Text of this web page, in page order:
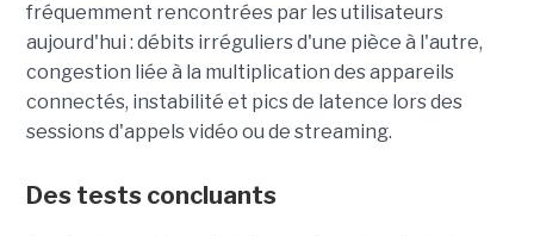
fréquemment rencontrées par les utilisateurs
aujourd'hui : débits irréguliers d'une pièce à l'autre,
congestion liée à la multiplication des appareils
connectés, instabilité et pics de latence lors des
sessions d'appels vidéo ou de streaming.
Des tests concluants